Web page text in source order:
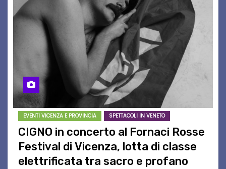
EVENTI VICENZA E PROVINCIA SPETTACOLI IN VENETO
CIGNO in concerto al Fornaci Rosse
Festival di Vicenza, lotta di classe
elettrificata tra sacro e profano